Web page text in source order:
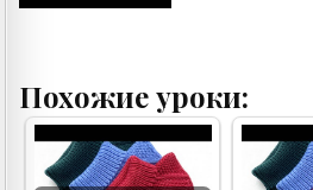
Похожие уроки: